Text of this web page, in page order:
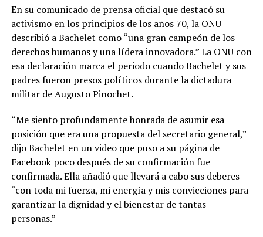
En su comunicado de prensa oficial que destacó su
activismo en los principios de los años 70, la ONU
describió a Bachelet como “una gran campeón de los
derechos humanos y una lídera innovadora.” La ONU con
esa declaración marca el periodo cuando Bachelet y sus
padres fueron presos políticos durante la dictadura
militar de Augusto Pinochet.
“Me siento profundamente honrada de asumir esa
posición que era una propuesta del secretario general,”
dijo Bachelet en un video que puso a su página de
Facebook poco después de su confirmación fue
confirmada. Ella añadió que llevará a cabo sus deberes
“con toda mi fuerza, mi energía y mis convicciones para
garantizar la dignidad y el bienestar de tantas
personas.”